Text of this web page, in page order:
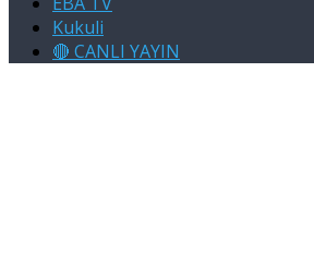
Kukuli
🔴 CANLI YAYIN